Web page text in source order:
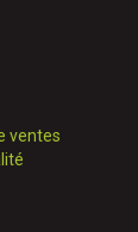
ventes